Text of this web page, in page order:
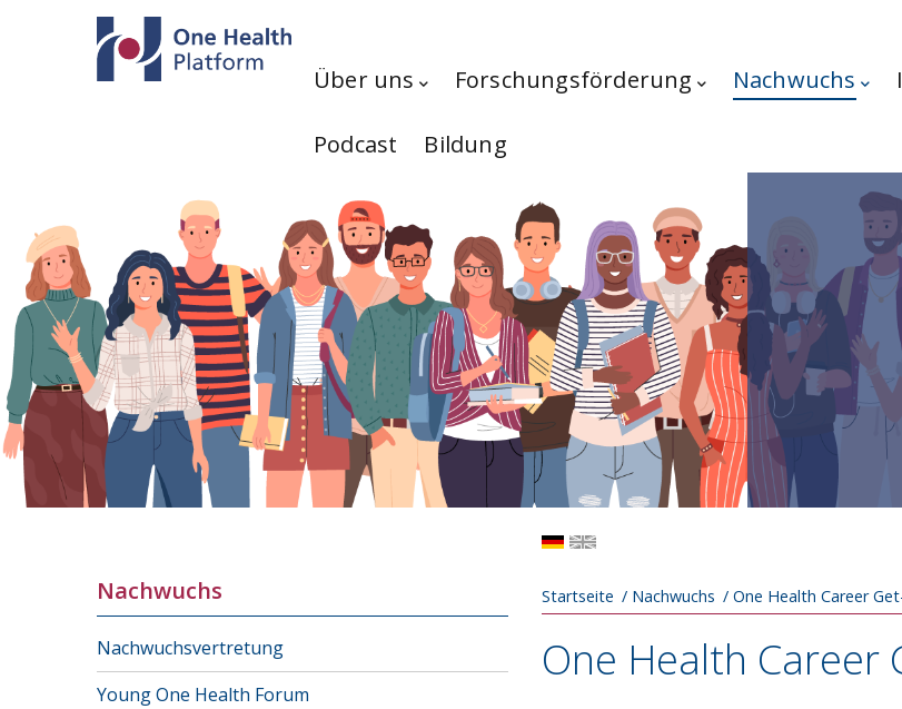
Direkt zum Inhalt
Über uns Forschungsförderung Nachwuchs
Podcast Bildung
Pfadnavigation
Startseite Nachwuchs One Health Career
One Health Career
Nachwuchs
Nachwuchsvertretung
Young One Health Forum